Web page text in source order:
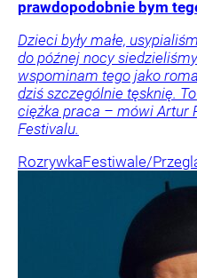
prawdopodobnie bym
Dzieci były małe,
do późnej nocy
wspominam tego jako
dziś szczególnie tęsknię.
ciężka praca – mówi Artur
Festivalu.
RozrywkaFestiwale/